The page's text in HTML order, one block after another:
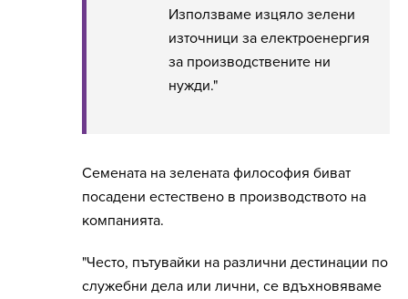
Използваме изцяло зелени
източници за електроенергия
за производствените ни
нужди."
Семената на зелената философия биват
посадени естествено в производството на
компанията.
"Често, пътувайки на различни дестинации по
служебни дела или лични, се вдъхновяваме